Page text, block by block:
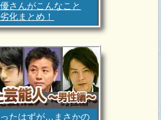
さんがこんなこと
化まとめ！
たはずが…まさかの